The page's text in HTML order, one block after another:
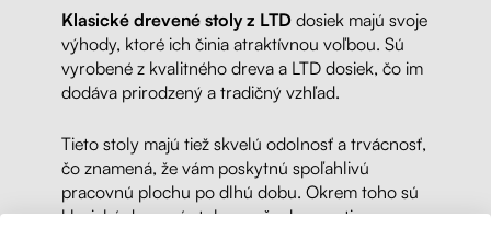
Klasické drevené stoly z LTD dosiek majú svoje
výhody, ktoré ich činia atraktívnou voľbou. Sú
vyrobené z kvalitného dreva a LTD dosiek, čo im
dodáva prirodzený a tradičný vzhľad.
Tieto stoly majú tiež skvelú odolnosť a trvácnosť,
čo znamená, že vám poskytnú spoľahlivú
pracovnú plochu po dlhú dobu. Okrem toho sú
klasické drevené stoly vo všeobecnosti cenovo